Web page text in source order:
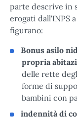
parte descrive in
erogati dall'INPS
figurano:
Bonus asilo
propria
delle rette
forme di
bambini con
indennità di